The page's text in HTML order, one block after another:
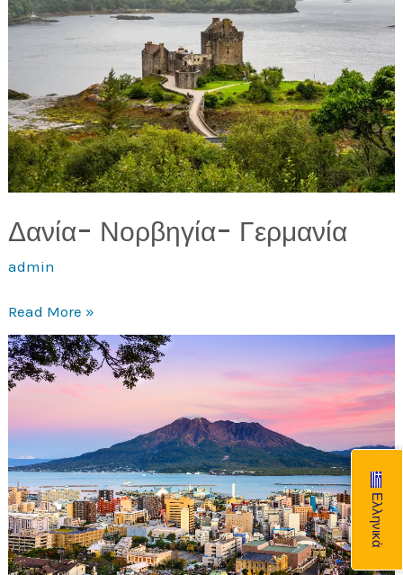
Δανία- Νορβηγία- Γερμανία
admin
Read More »
Ιαπωνία
–
Ταϊβάν
Ελληνικά